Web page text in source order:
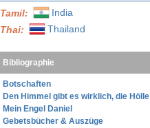
Tamil:
India
Thai:
Thailand
Bibliographie
Botschaften
Den Himmel gibt es wirklich, die
Mein Engel Daniel
Gebetsbücher & Auszüge